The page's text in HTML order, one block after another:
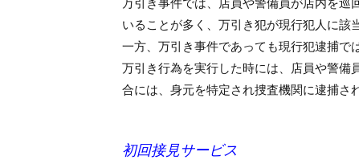
万引き事件では、店員や警備員が店内を巡
いることが多く、万引き犯が現行犯人に該
一方、万引き事件であっても現行犯逮捕で
万引き行為を実行した時には、店員や警備
合には、身元を特定され捜査機関に逮捕さ
初回接見サービス